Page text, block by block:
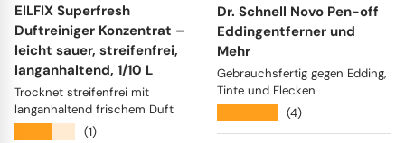
EILFIX Superfresh
Duftreiniger Konzentrat –
leicht sauer, streifenfrei,
langanhaltend, 1/10 L
Trocknet streifenfrei mit
langanhaltend frischem Duft
(1)
Dr. Schnell Novo Pen-off
Eddingentferner und
Mehr
Gebrauchsfertig gegen Edding,
Tinte und Flecken
(4)